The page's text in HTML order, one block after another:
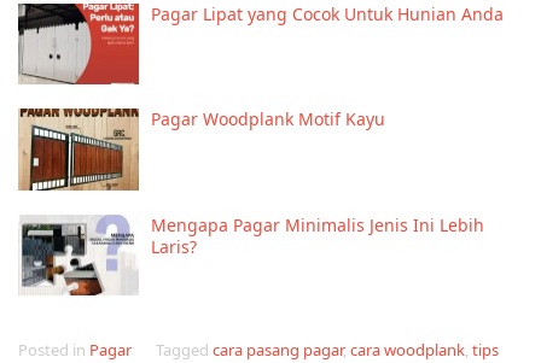
Pagar Lipat yang Cocok Untuk Hunian Anda
Pagar Woodplank Motif Kayu
Mengapa Pagar Minimalis Jenis Ini Lebih
Laris?
Posted in Pagar Tagged cara pasang pagar, cara woodplank, tips